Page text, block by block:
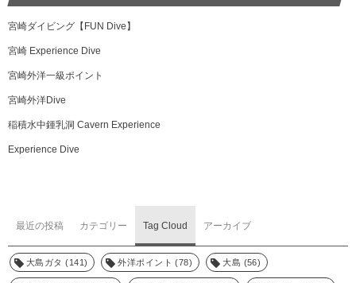
宮崎ダイビング【FUN Dive】
宮崎 Experience Dive
宮崎外洋一級ポイント
宮崎外洋Dive
稲積水中鍾乳洞 Cavern Experience
Experience Dive
最近の投稿 カテゴリー Tag Cloud アーカイブ
大島ガタ (141) 外洋ポイント (78) 大島 (56)